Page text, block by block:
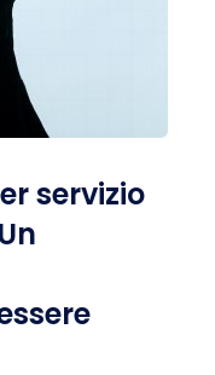
servizio